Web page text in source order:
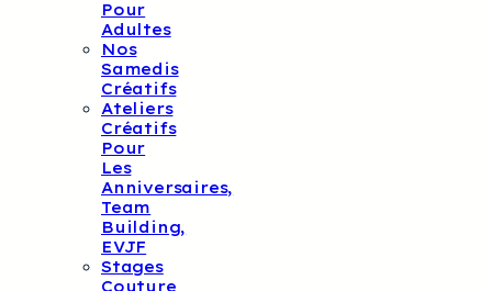
Pour
Adultes
Nos
Samedis
Créatifs
Ateliers
Créatifs
Pour
Les
Anniversaires,
Team
Building,
EVJF
Stages
Couture